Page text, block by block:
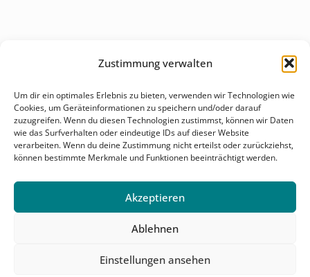
Zustimmung verwalten
Um dir ein optimales Erlebnis zu bieten, verwenden wir Technologien wie
Cookies, um Geräteinformationen zu speichern und/oder darauf
zuzugreifen. Wenn du diesen Technologien zustimmst, können wir Daten
wie das Surfverhalten oder eindeutige IDs auf dieser Website
verarbeiten. Wenn du deine Zustimmung nicht erteilst oder zurückziehst,
können bestimmte Merkmale und Funktionen beeinträchtigt werden.
Akzeptieren
Ablehnen
Einstellungen ansehen
Behandlungsfelder
Karriere
© 2026 Salutomed. Alle Rechte vorbehalten.